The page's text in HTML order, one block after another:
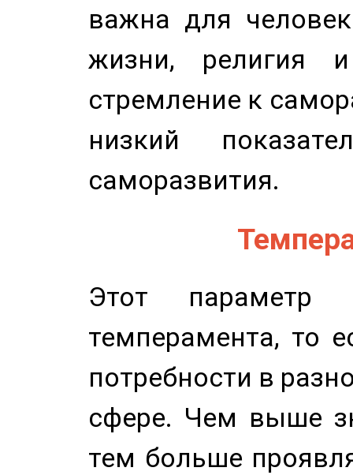
важна для
жизни, религия
стремление к
низкий
саморазвития.
Этот параметр
темперамента, то
потребности в
сфере. Чем выше
тем больше